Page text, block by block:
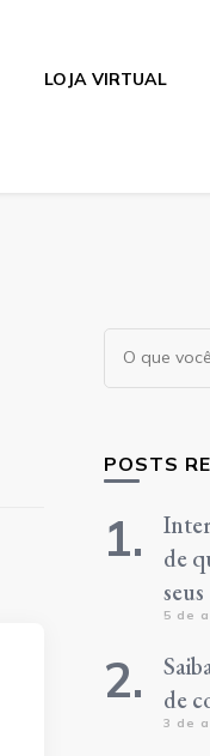
LOJA VIRTUAL
Procurando
algo?
POSTS
de
seus
5 de
de
3 de